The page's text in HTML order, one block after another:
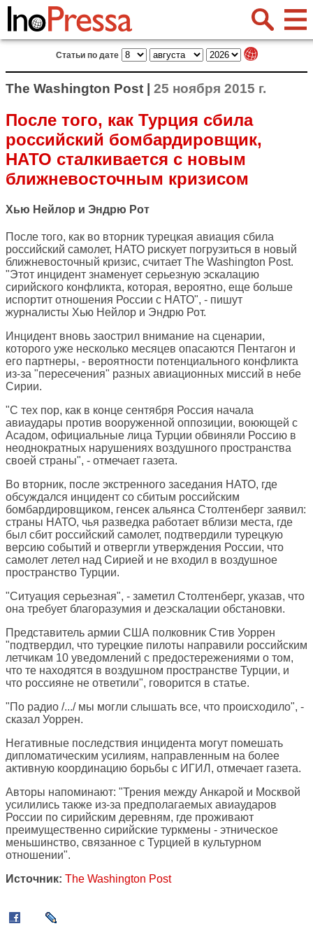
Статьи по дате
The Washington Post | 25 ноября 2015 г.
После того, как Турция сбила
российский бомбардировщик,
НАТО сталкивается с новым
ближневосточным кризисом
Хью Нейлор и Эндрю Рот
После того, как во вторник турецкая авиация сбила
российский самолет, НАТО рискует погрузиться в новый
ближневосточный кризис, считает The Washington Post.
"Этот инцидент знаменует серьезную эскалацию
сирийского конфликта, которая, вероятно, еще больше
испортит отношения России с НАТО", - пишут
журналисты Хью Нейлор и Эндрю Рот.
Инцидент вновь заострил внимание на сценарии,
которого уже несколько месяцев опасаются Пентагон и
его партнеры, - вероятности потенциального конфликта
из-за "пересечения" разных авиационных миссий в небе
Сирии.
"С тех пор, как в конце сентября Россия начала
авиаудары против вооруженной оппозиции, воюющей с
Асадом, официальные лица Турции обвиняли Россию в
неоднократных нарушениях воздушного пространства
своей страны", - отмечает газета.
Во вторник, после экстренного заседания НАТО, где
обсуждался инцидент со сбитым российским
бомбардировщиком, генсек альянса Столтенберг заявил:
страны НАТО, чья разведка работает вблизи места, где
был сбит российский самолет, подтвердили турецкую
версию событий и отвергли утверждения России, что
самолет летел над Сирией и не входил в воздушное
пространство Турции.
"Ситуация серьезная", - заметил Столтенберг, указав, что
она требует благоразумия и деэскалации обстановки.
Представитель армии США полковник Стив Уоррен
"подтвердил, что турецкие пилоты направили российским
летчикам 10 уведомлений с предостережениями о том,
что те находятся в воздушном пространстве Турции, и
что россияне не ответили", говорится в статье.
"По радио /.../ мы могли слышать все, что происходило", -
сказал Уоррен.
Негативные последствия инцидента могут помешать
дипломатическим усилиям, направленным на более
активную координацию борьбы с ИГИЛ, отмечает газета.
Авторы напоминают: "Трения между Анкарой и Москвой
усилились также из-за предполагаемых авиаударов
России по сирийским деревням, где проживают
преимущественно сирийские туркмены - этническое
меньшинство, связанное с Турцией в культурном
отношении".
Источник: The Washington Post